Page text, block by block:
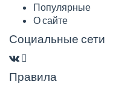
Популярные
О сайте
Социальные сети
Правила